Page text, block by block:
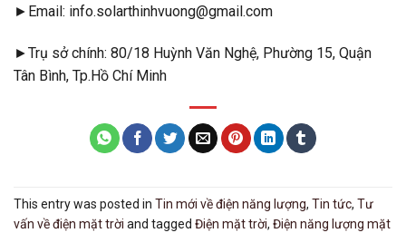
►Email: info.solarthinhvuong@gmail.com
►Trụ sở chính: 80/18 Huỳnh Văn Nghệ, Phường 15, Quận
Tân Bình, Tp.Hồ Chí Minh
This entry was posted in Tin mới về điện năng lượng, Tin tức, Tư
vấn về điện mặt trời and tagged Điện mặt trời, Điện năng lượng mặt